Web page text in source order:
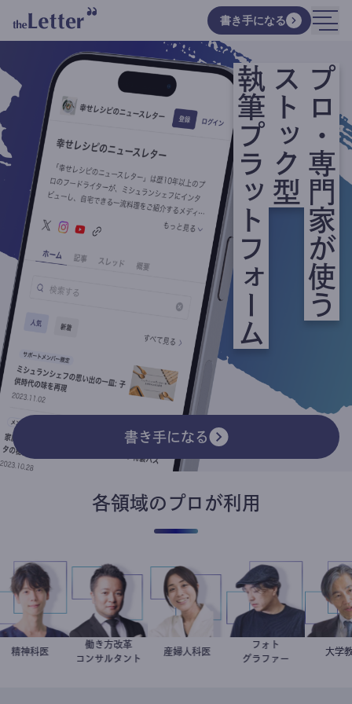
書き手になる
プロ・専門家が使う
ストック型
執筆プラットフォーム
書き手になる
各領域のプロが利用
藤野智哉
精神科医 新田龍
働き方改革
コンサルタント
稲葉可奈子
産婦人科医 別所隆弘
フォト
グラファー
加
大